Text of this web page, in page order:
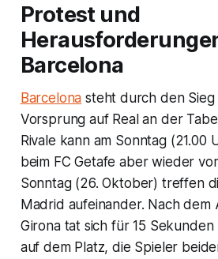
Protest und
Barcelona
Barcelona steht durch den Sieg
Vorsprung auf Real an der
Rivale kann am Sonntag (21.00
beim FC Getafe aber wieder
Sonntag (26. Oktober) treffen
Madrid aufeinander. Nach dem
Girona tat sich für 15 Sekunden
auf dem Platz, die Spieler